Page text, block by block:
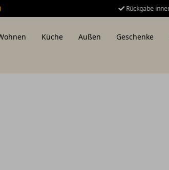
Rückgabe innerhalb von 14 Tagen.
Küche Außen Geschenke